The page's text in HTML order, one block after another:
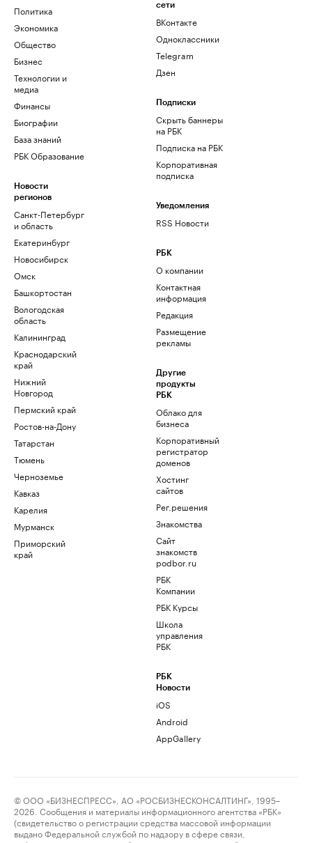
Политика
Экономика
Общество
Бизнес
Технологии и
медиа
Финансы
Биографии
База знаний
РБК Образование
Новости
регионов
Санкт-Петербург
и область
Екатеринбург
Новосибирск
Омск
Башкортостан
Вологодская
область
Калининград
Краснодарский
край
Нижний
Новгород
Пермский край
Ростов-на-Дону
Татарстан
Тюмень
Черноземье
Кавказ
Карелия
Мурманск
Приморский
край
сети
ВКонтакте
Одноклассники
Telegram
Дзен
Подписки
Скрыть баннеры
на РБК
Подписка на РБК
Корпоративная
подписка
Уведомления
RSS Новости
РБК
О компании
Контактная
информация
Редакция
Размещение
рекламы
Другие
продукты
РБК
Облако для
бизнеса
Корпоративный
регистратор
доменов
Хостинг
сайтов
Рег.решения
Знакомства
Сайт
знакомств
podbor.ru
РБК
Компании
РБК Курсы
Школа
управления
РБК
РБК
Новости
iOS
Android
AppGallery
© ООО «БИЗНЕСПРЕСС», АО «РОСБИЗНЕСКОНСАЛТИНГ», 1995–
2026. Сообщения и материалы информационного агентства «РБК»
(свидетельство о регистрации средства массовой информации
выдано Федеральной службой по надзору в сфере связи,